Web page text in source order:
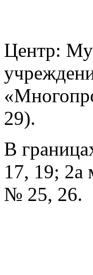
Центр:
29).
В
17, 19; 2а
№ 25, 26.